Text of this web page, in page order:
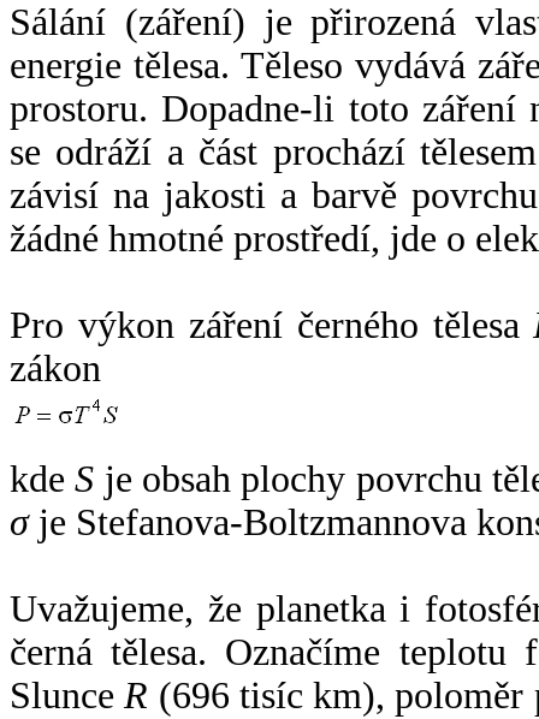
Sálání (záření) je přirozená
energie tělesa. Těleso vydává
prostoru. Dopadne-li toto záření
se odráží a část prochází
závisí na jakosti a barvě
žádné hmotné prostředí, jde o
Pro výkon záření černého tělesa
zákon
kdeS je obsah plochy povrchu
σje Stefanova-Boltzmannova
Uvažujeme, že planetka i
černá tělesa. Označíme
SlunceR (696 tisíc km),